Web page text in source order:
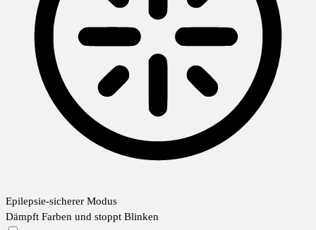
Epilepsie-sicherer Modus
Dämpft Farben und stoppt Blinken